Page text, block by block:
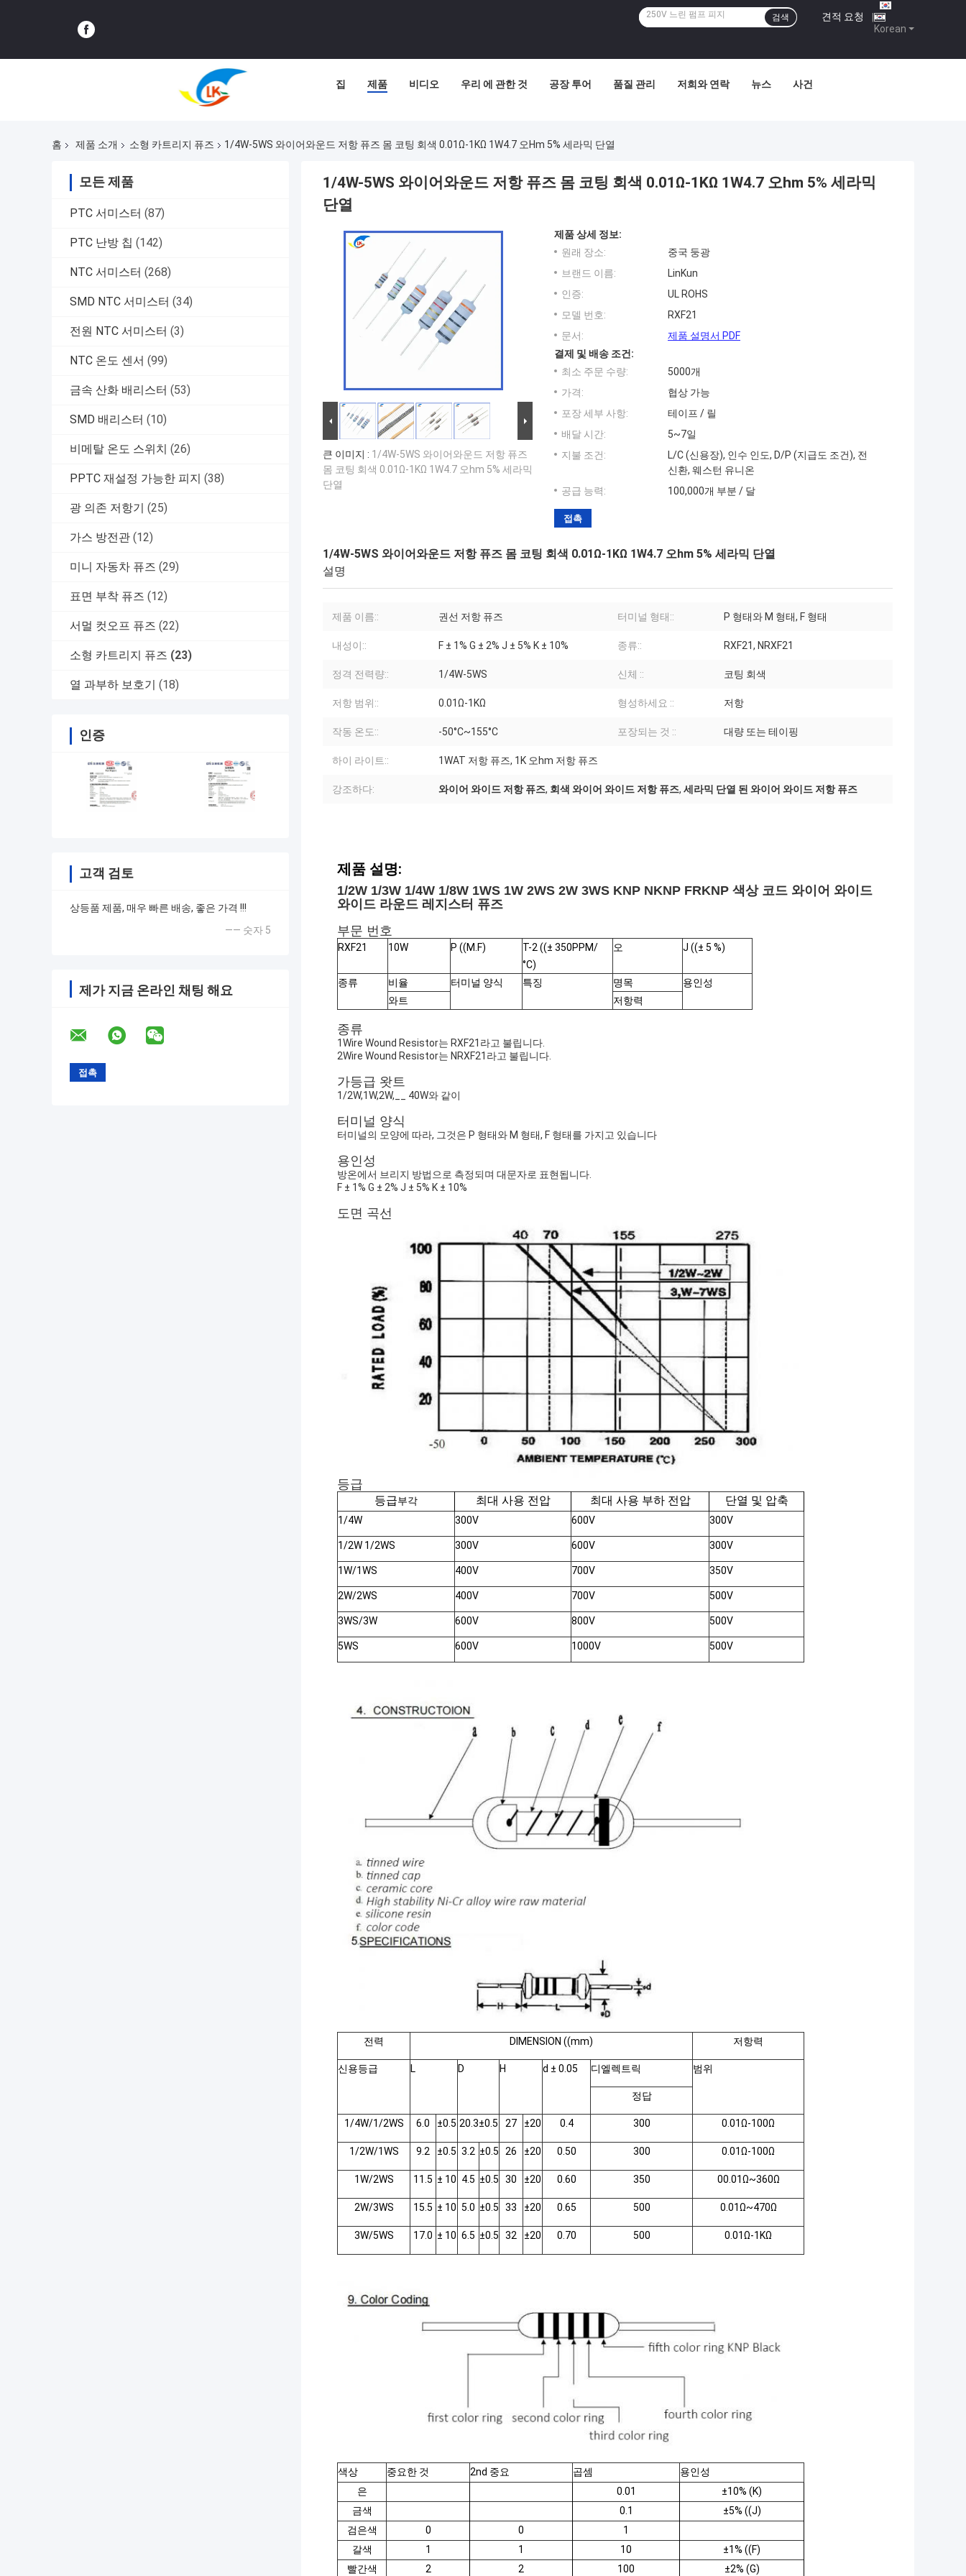
Korean
견적 요청 |
검색
집 제품 비디오 우리 에 관한 것 공장 투어 품질 관리 저희와 연락 뉴스 사건
홈 제품 소개 소형 카트리지 퓨즈 1/4W-5WS 와이어와운드 저항 퓨즈 몸 코팅 회색 0.01Ω-1KΩ 1W4.7 오hm 5% 세라믹 단열
모든 제품
PTC 서미스터 (87)
PTC 난방 칩 (142)
NTC 서미스터 (268)
SMD NTC 서미스터 (34)
전원 NTC 서미스터 (3)
NTC 온도 센서 (99)
금속 산화 배리스터 (53)
SMD 배리스터 (10)
비메탈 온도 스위치 (26)
PPTC 재설정 가능한 피지 (38)
광 의존 저항기 (25)
가스 방전관 (12)
미니 자동차 퓨즈 (29)
표면 부착 퓨즈 (12)
서멀 컷오프 퓨즈 (22)
소형 카트리지 퓨즈 (23)
열 과부하 보호기 (18)
인증
고객 검토
상등품 제품, 매우 빠른 배송, 좋은 가격 !!!
—— 숫자 5
제가 지금 온라인 채팅 해요
1/4W-5WS 와이어와운드 저항 퓨즈 몸 코팅 회색 0.01Ω-1KΩ 1W4.7 오hm 5% 세라믹
단열
큰 이미지 : 1/4W-5WS 와이어와운드 저항 퓨즈
몸 코팅 회색 0.01Ω-1KΩ 1W4.7 오hm 5% 세라믹
단열
제품 상세 정보:
원래 장소:
중국 둥광
브랜드 이름:
LinKun
인증:
UL ROHS
모델 번호:
RXF21
문서:
제품 설명서 PDF
결제 및 배송 조건:
최소 주문 수량:
5000개
가격:
협상 가능
포장 세부 사항:
테이프 / 릴
배달 시간:
5~7일
지불 조건:
L/C (신용장), 인수 인도, D/P (지급도 조건), 전
신환, 웨스턴 유니온
공급 능력:
100,000개 부분 / 달
접촉
1/4W-5WS 와이어와운드 저항 퓨즈 몸 코팅 회색 0.01Ω-1KΩ 1W4.7 오hm 5% 세라믹 단열
설명
제품 이름:: 권선 저항 퓨즈 터미널 형태:: P 형태와 M 형태, F 형태
내성이:: F ± 1% G ± 2% J ± 5% K ± 10% 종류:: RXF21, NRXF21
정격 전력량:: 1/4W-5WS 신체 :: 코팅 회색
저항 범위:: 0.01Ω-1KΩ 형성하세요 :: 저항
작동 온도:: -50°C~155°C 포장되는 것 :: 대량 또는 테이핑
하이 라이트:: 1WAT 저항 퓨즈, 1K 오hm 저항 퓨즈
강조하다: 와이어 와이드 저항 퓨즈, 회색 와이어 와이드 저항 퓨즈, 세라믹 단열 된 와이어 와이드 저항 퓨즈
제품 설명:
1/2W 1/3W 1/4W 1/8W 1WS 1W 2WS 2W 3WS KNP NKNP FRKNP 색상 코드 와이어 와이드
와이드 라운드 레지스터 퓨즈
부문 번호
RXF21 10W P ((M.F)
T-2 ((± 350PPM/
°C)
오 J ((± 5 %)
종류 비율 터미널 양식 특징 명목
용인성
와트
저항력
종류
1Wire Wound Resistor는 RXF21라고 불립니다.
2Wire Wound Resistor는 NRXF21라고 불립니다.
가등급 왓트
1/2W,1W,2W,__ 40W와 같이
터미널 양식
터미널의 모양에 따라, 그것은 P 형태와 M 형태, F 형태를 가지고 있습니다
용인성
방온에서 브리지 방법으로 측정되며 대문자로 표현됩니다.
F ± 1% G ± 2% J ± 5% K ± 10%
도면 곡선
등급
등급부각 최대 사용 전압 최대 사용 부하 전압 단열 및 압축
1/4W 300V 600V 300V
1/2W 1/2WS 300V 600V 300V
1W/1WS 400V 700V 350V
2W/2WS 400V 700V 500V
3WS/3W 600V 800V 500V
5WS 600V 1000V 500V
전력 DIMENSION ((mm) 저항력
신용등급 L D H d ± 0.05 디엘렉트릭 범위
정답
1/4W/1/2WS 6.0 ±0.5 20.3±0.5 27 ±20 0.4 300 0.01Ω-100Ω
1/2W/1WS 9.2 ±0.5 3.2 ±0.5 26 ±20 0.50 300 0.01Ω-100Ω
1W/2WS 11.5 ± 10 4.5 ±0.5 30 ±20 0.60 350 00.01Ω~360Ω
2W/3WS 15.5 ± 10 5.0 ±0.5 33 ±20 0.65 500 0.01Ω~470Ω
3W/5WS 17.0 ± 10 6.5 ±0.5 32 ±20 0.70 500 0.01Ω-1KΩ
색상 중요한 것 2nd 중요 곱셈
용인성
은
0.01 ±10% (K)
금색
0.1 ±5% ((J)
검은색
0 0
1
갈색
1 1 10 ±1% ((F)
빨간색
2 2 100 ±2% (G)